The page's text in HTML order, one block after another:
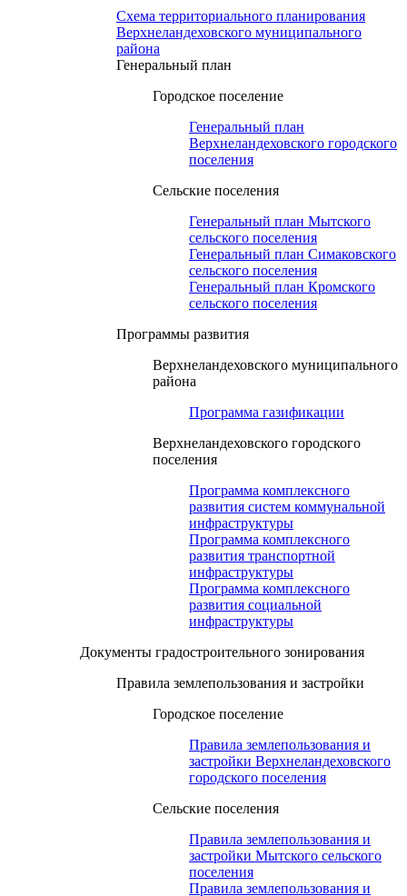
Схема территориального планирования
Верхнеландеховского муниципального
района
Генеральный план
Городское поселение
Генеральный план
Верхнеландеховского городского
поселения
Сельские поселения
Генеральный план Мытского
сельского поселения
Генеральный план Симаковского
сельского поселения
Генеральный план Кромского
сельского поселения
Программы развития
Верхнеландеховского муниципального
района
Программа газификации
Верхнеландеховского городского
поселения
Программа комплексного
развития систем коммунальной
инфраструктуры
Программа комплексного
развития транспортной
инфраструктуры
Программа комплексного
развития социальной
инфраструктуры
Документы градостроительного зонирования
Правила землепользования и застройки
Городское поселение
Правила землепользования и
застройки Верхнеландеховского
городского поселения
Сельские поселения
Правила землепользования и
застройки Мытского сельского
поселения
Правила землепользования и